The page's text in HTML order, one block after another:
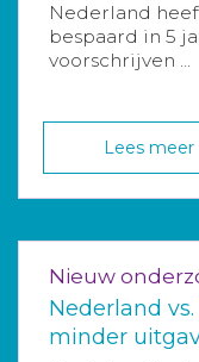
Nederland
bespaard in 5
voorschrijven ...
Lees meer
Nieuw
Nederland
minder